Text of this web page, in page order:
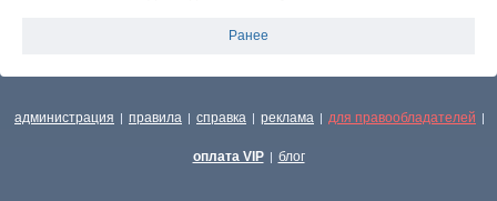
Ранее
администрация | правила | справка | реклама | для правообладателей |
оплата VIP | блог